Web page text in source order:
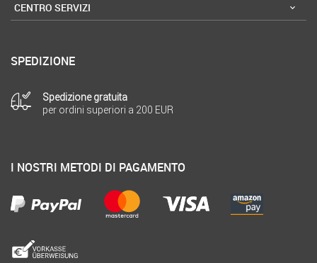
CENTRO SERVIZI
SPEDIZIONE
Spedizione gratuita
per ordini superiori a 200 EUR
I NOSTRI METODI DI PAGAMENTO